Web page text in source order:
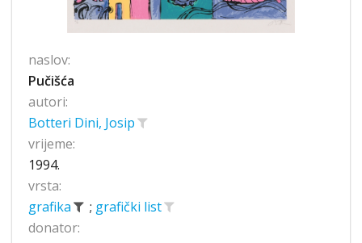
naslov:
Pučišća
autori:
Botteri Dini, Josip
vrijeme:
1994.
vrsta:
grafika
; grafički list
donator: